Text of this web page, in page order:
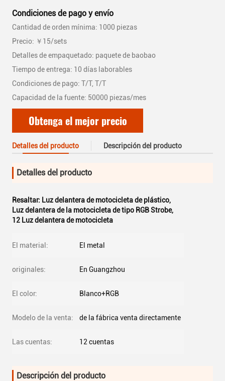
Condiciones de pago y envío
Cantidad de orden mínima: 1000 piezas
Precio: ￥15/sets
Detalles de empaquetado: paquete de baobao
Tiempo de entrega: 10 días laborables
Condiciones de pago: T/T, T/T
Capacidad de la fuente: 50000 piezas/mes
Obtenga el mejor precio
Detalles del producto Descripción del producto
Detalles del producto
Resaltar: Luz delantera de motocicleta de plástico,
Luz delantera de la motocicleta de tipo RGB Strobe,
12 Luz delantera de motocicleta
El material: El metal
originales: En Guangzhou
El color: Blanco+RGB
Modelo de la venta: de la fábrica venta directamente
Las cuentas: 12 cuentas
Descripción del producto